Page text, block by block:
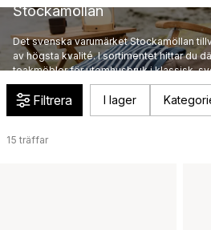
Stockamöllan
Det svenska varumärket Stockamöllan
av högsta kvalité. I sortimentet hittar du
teakmöbler för utomhusbruk i klassisk,
Filtrera I lager
15 träffar